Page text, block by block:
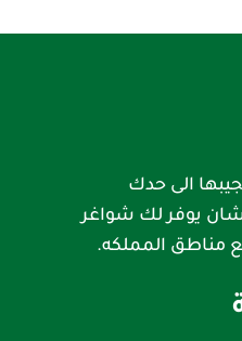
الى حدك
يوفر لك شواغر
مناطق المملكه.